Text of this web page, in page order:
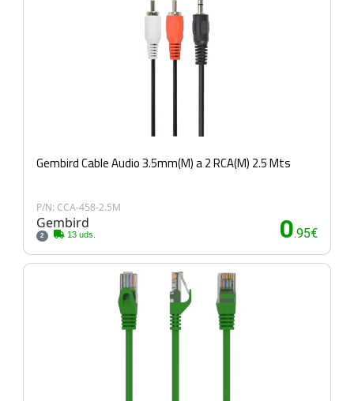
Gembird Cable Audio 3.5mm(M) a 2 RCA(M) 2.5 Mts
P/N: CCA-458-2.5M
Gembird
2 13 uds. 0.95€